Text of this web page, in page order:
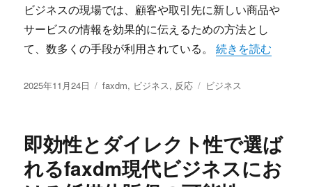
ビジネスの現場では、顧客や取引先に新しい商品や
サービスの情報を効果的に伝えるための方法とし
て、数多くの手段が利用されている。“faxdmが持つ紙
続きを読む
投
2025年11月24日
カ
ー
faxdm, ビジネス, 反応
タ
ビジネス
即効性とダイレクト性で選ば
れるfaxdm現代ビジネスにお